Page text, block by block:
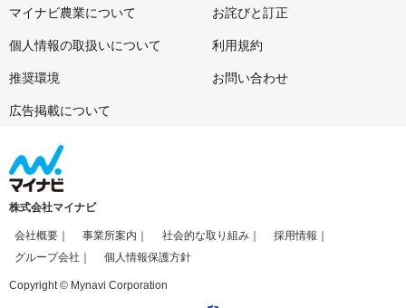
マイナビ農業について お詫びと訂正
個人情報の取扱いについて 利用規約
推奨環境 お問い合わせ
広告掲載について
株式会社マイナビ
会社概要 事業所案内 社会的な取り組み
採用情報
グループ会社
個人情報保護方針
Copyright © Mynavi Corporation